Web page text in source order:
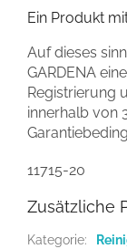
Ein Produkt
Auf dieses
GARDENA
Registrierung
innerhalb von
11715-20
Zusätzliche
Kategorie: